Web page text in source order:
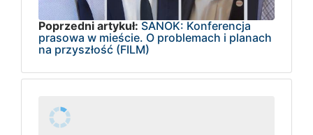
Poprzedni artykuł: SANOK: Konferencja
prasowa w mieście. O problemach i planach
na przyszłość (FILM)